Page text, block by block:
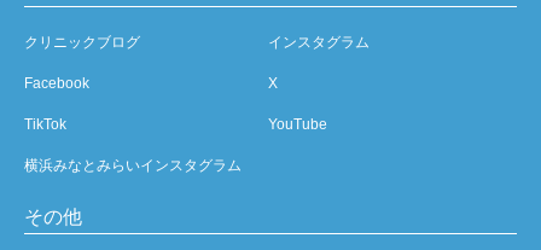
クリニックブログ インスタグラム
Facebook X
TikTok YouTube
横浜みなとみらいインスタグラム
その他